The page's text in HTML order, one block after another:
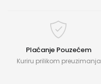
Plaćanje Pouzećem
Kuriru prilikom preuzimanja